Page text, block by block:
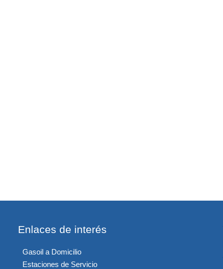
Enlaces de interés
Gasoil a Domicilio
Estaciones de Servicio